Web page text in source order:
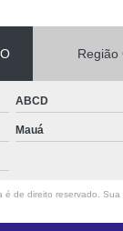
Região
ABCD
Mauá
de direito reservado.